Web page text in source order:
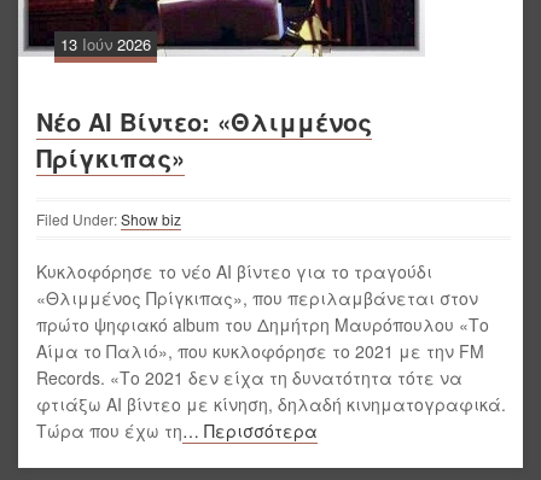
13 Ιούν 2026
Νέο AI Βίντεο: «Θλιμμένος
Πρίγκιπας»
Filed Under:Show biz
Κυκλοφόρησε το νέο AI βίντεο για το τραγούδι
«Θλιμμένος Πρίγκιπας», που περιλαμβάνεται στον
πρώτο ψηφιακό album του Δημήτρη Μαυρόπουλου «Το
Αίμα το Παλιό», που κυκλοφόρησε το 2021 με την FM
Records. «Το 2021 δεν είχα τη δυνατότητα τότε να
φτιάξω AI βίντεο με κίνηση, δηλαδή κινηματογραφικά.
Τώρα που έχω τη… Περισσότερα